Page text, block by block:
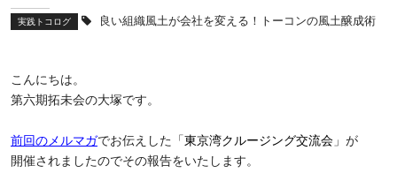
実践トコログ 良い組織風土が会社を変える！トーコンの風土醸成術
こんにちは。
第六期拓未会の大塚です。
前回のメルマガでお伝えした「東京湾クルージング交流会 」が
開催されましたのでその報告をいたします。